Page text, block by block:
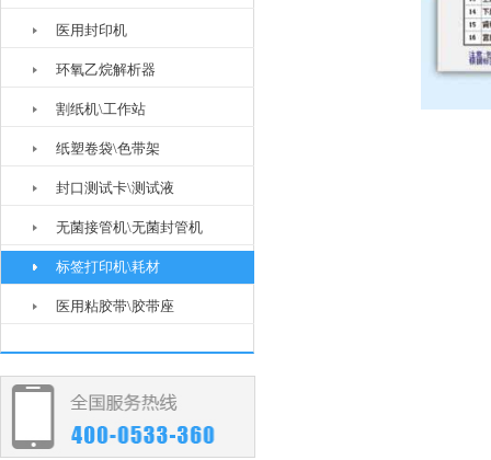
医用封印机
环氧乙烷解析器
割纸机\工作站
纸塑卷袋\色带架
封口测试卡\测试液
无菌接管机\无菌封管机
标签打印机\耗材
医用粘胶带\胶带座